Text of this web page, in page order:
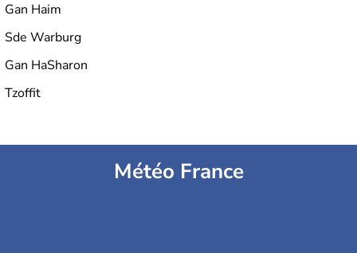
Gan Haim
Sde Warburg
Gan HaSharon
Tzoffit
Météo France